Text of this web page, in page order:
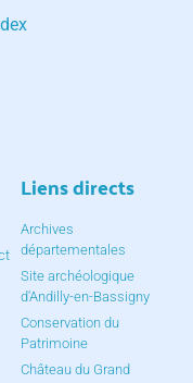
Liens directs
Archives
départementales
Site archéologique
d'Andilly-en-Bassigny
Conservation du
Patrimoine
Château du Grand